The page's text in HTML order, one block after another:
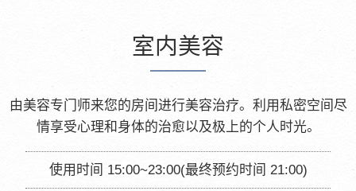
室内美容
由美容专门师来您的房间进行美容治疗。利用私密空间尽
情享受心理和身体的治愈以及极上的个人时光。
使用时间 15:00~23:00(最终预约时间 21:00)